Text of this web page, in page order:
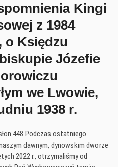
Kingi
z 1984
o Księdzu
Józefie
we Lwowie,
1938 r.
448 Podczas ostatniego
dawnym, dynowskim dworze
2022 r., otrzymaliśmy od